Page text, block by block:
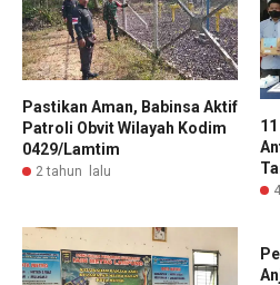
Pastikan Aman, Babinsa Aktif
Patroli Obvit Wilayah Kodim
0429/Lamtim
2 tahun lalu